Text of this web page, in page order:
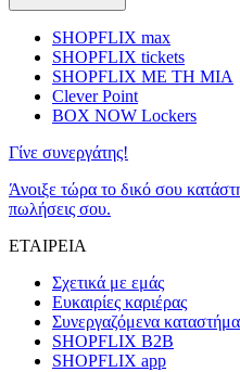
SHOPFLIX max
SHOPFLIX tickets
SHOPFLIX ΜΕ ΤΗ ΜΙΑ
Clever Point
BOX NOW Lockers
Γίνε συνεργάτης!
Άνοιξε τώρα το δικό σου
πωλήσεις σου.
ΕΤΑΙΡΕΙΑ
Σχετικά με εμάς
Ευκαιρίες καριέρας
Συνεργαζόμενα
SHOPFLIX B2B
SHOPFLIX app